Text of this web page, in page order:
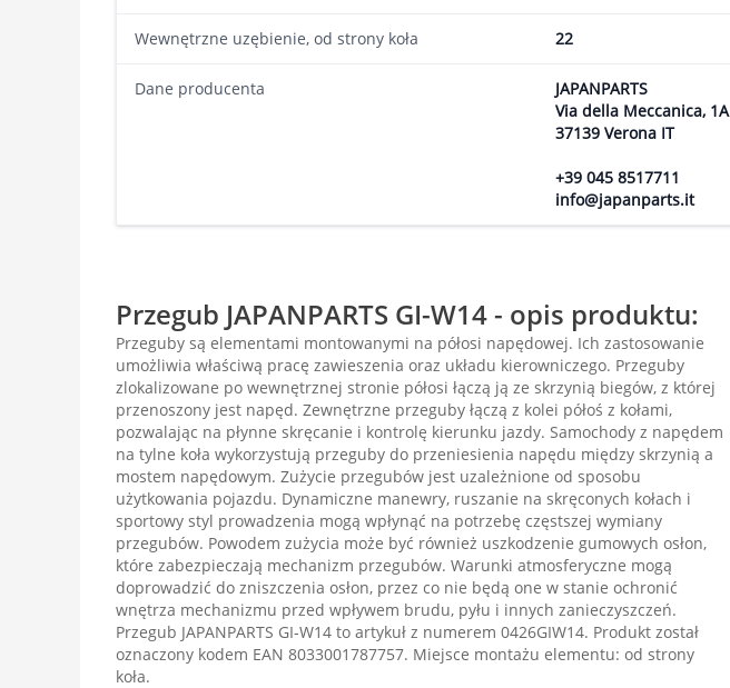
Wewnętrzne uzębienie, od strony koła 22
Dane producenta
JAPANPARTS
Via della Meccanica, 1A
37139 Verona IT
+39 045 8517711
info@japanparts.it
Przegub JAPANPARTS GI-W14 - opis produktu:
Przeguby są elementami montowanymi na półosi napędowej. Ich zastosowanie
umożliwia właściwą pracę zawieszenia oraz układu kierowniczego. Przeguby
zlokalizowane po wewnętrznej stronie półosi łączą ją ze skrzynią biegów, z której
przenoszony jest napęd. Zewnętrzne przeguby łączą z kolei półoś z kołami,
pozwalając na płynne skręcanie i kontrolę kierunku jazdy. Samochody z napędem
na tylne koła wykorzystują przeguby do przeniesienia napędu między skrzynią a
mostem napędowym. Zużycie przegubów jest uzależnione od sposobu
użytkowania pojazdu. Dynamiczne manewry, ruszanie na skręconych kołach i
sportowy styl prowadzenia mogą wpłynąć na potrzebę częstszej wymiany
przegubów. Powodem zużycia może być również uszkodzenie gumowych osłon,
które zabezpieczają mechanizm przegubów. Warunki atmosferyczne mogą
doprowadzić do zniszczenia osłon, przez co nie będą one w stanie ochronić
wnętrza mechanizmu przed wpływem brudu, pyłu i innych zanieczyszczeń.
Przegub JAPANPARTS GI-W14 to artykuł z numerem 0426GIW14. Produkt został
oznaczony kodem EAN 8033001787757. Miejsce montażu elementu: od strony
koła.